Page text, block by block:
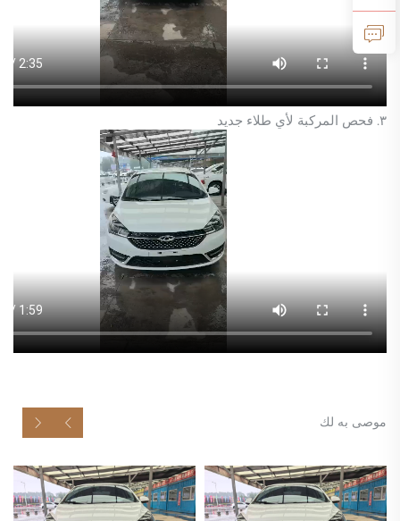
٣. فحص المركبة لأي طلاء جديد
موصى به لك